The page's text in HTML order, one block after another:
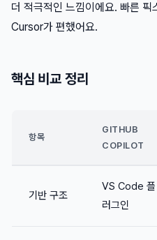
더 적극적인 느낌이에요. 빠른
Cursor가 편했어요.
핵심 비교 정리
항목
GITHUB
COPILOT
기반 구조
VS Code 플
러그인